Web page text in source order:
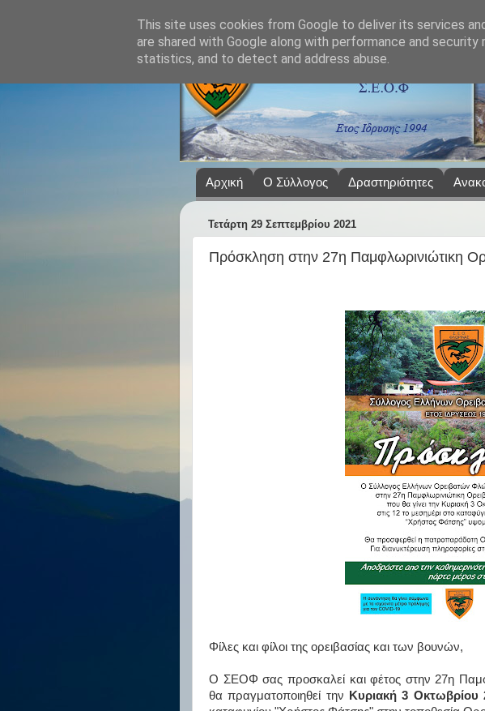
Αρχική Ο Σύλλογος Δραστηριότητες
Τετάρτη 29 Σεπτεμβρίου 2021
Πρόσκληση στην 27η Παμφλωρινιώτικη
Φίλες και φίλοι της ορειβασίας και των βουνών,
Ο ΣΕΟΦ σας προσκαλεί και φέτος στην 27η
θα πραγματοποιηθεί την
Κυριακή 3 Οκτωβρίου
This site uses cookies from Google to deliver its services
are shared with Google along with performance and
statistics, and to detect and address abuse.